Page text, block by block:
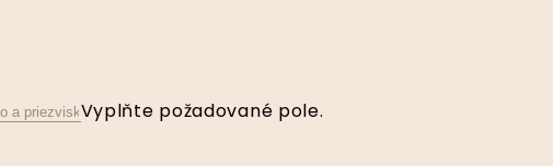
Vyplňte požadované pole.